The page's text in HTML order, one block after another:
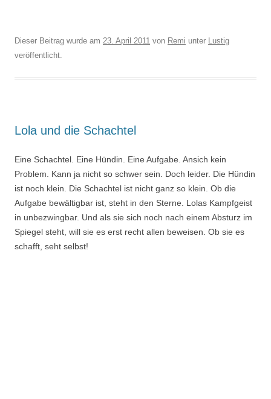
Dieser Beitrag wurde am 23. April 2011 von Remi unter Lustig
veröffentlicht.
Lola und die Schachtel
Eine Schachtel. Eine Hündin. Eine Aufgabe. Ansich kein
Problem. Kann ja nicht so schwer sein. Doch leider. Die Hündin
ist noch klein. Die Schachtel ist nicht ganz so klein. Ob die
Aufgabe bewältigbar ist, steht in den Sterne. Lolas Kampfgeist
in unbezwingbar. Und als sie sich noch nach einem Absturz im
Spiegel steht, will sie es erst recht allen beweisen. Ob sie es
schafft, seht selbst!